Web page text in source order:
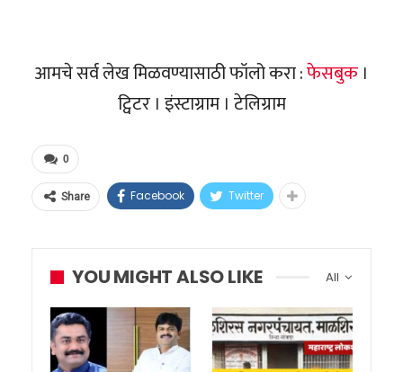
आमचे सर्व लेख मिळवण्यासाठी फॉलो करा :फेसबुक ।
ट्विटर । इंस्टाग्राम । टेलिग्राम
0
Share Facebook Twitter
All
YOU MIGHT ALSO LIKE